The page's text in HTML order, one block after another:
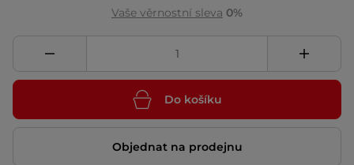
Vaše věrnostní sleva 0%
Do košíku
Objednat na prodejnu